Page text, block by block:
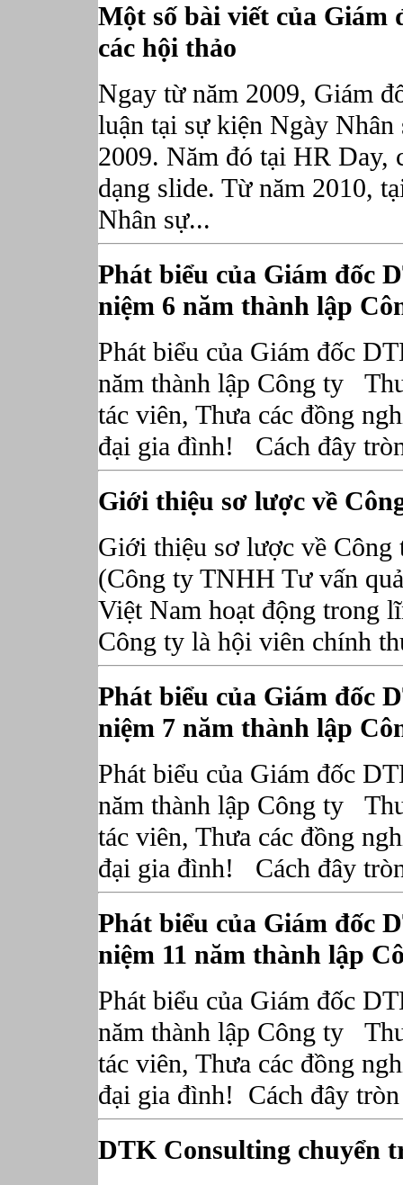
Một số bài viết của Giám
các hội thảo
Ngay từ năm 2009, Giám
luận tại sự kiện Ngày
2009. Năm đó tại HR Day,
dạng slide. Từ năm 2010,
Nhân sự...
Phát biểu của Giám đốc
niệm 6 năm thành lập
Phát biểu của Giám đốc
năm thành lập Công ty
tác viên, Thưa các đồng
đại gia đình! Cách đây
Giới thiệu sơ lược về
Giới thiệu sơ lược về
(Công ty TNHH Tư vấn
Việt Nam hoạt động trong
Công ty là hội viên chính
Phát biểu của Giám đốc
niệm 7 năm thành lập
Phát biểu của Giám đốc
năm thành lập Công ty
tác viên, Thưa các đồng
đại gia đình! Cách đây
Phát biểu của Giám đốc
niệm 11 năm thành lập
Phát biểu của Giám đốc
năm thành lập Công ty
tác viên, Thưa các đồng
đại gia đình! Cách đây
DTK Consulting chuyển